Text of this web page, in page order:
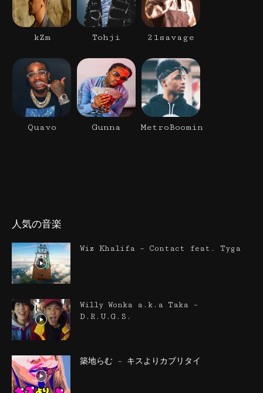
kZm Tohji 21savage
Quavo Gunna MetroBoomin
人気の音楽
Wiz Khalifa – Contact feat. Tyga
Willy Wonka a.k.a Taka –
D.R.U.G.S.
築地らむ – キスよりカブリタイ